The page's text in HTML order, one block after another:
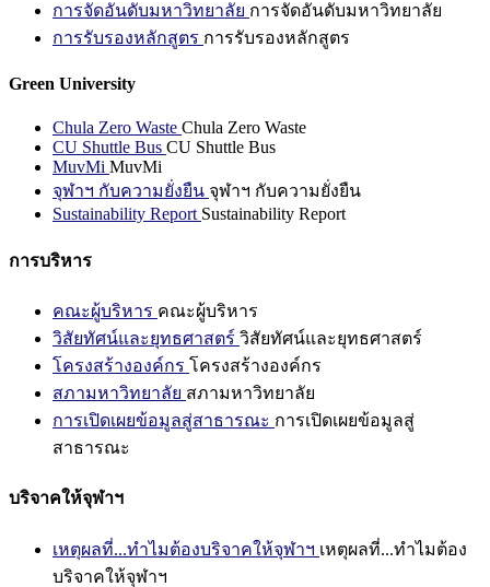
การจัดอันดับมหาวิทยาลัย การจัดอันดับมหาวิทยาลัย
การรับรองหลักสูตร การรับรองหลักสูตร
Green University
Chula Zero Waste Chula Zero Waste
CU Shuttle Bus CU Shuttle Bus
MuvMi MuvMi
จุฬาฯ กับความยั่งยืน จุฬาฯ กับความยั่งยืน
Sustainability Report Sustainability Report
การบริหาร
คณะผู้บริหาร คณะผู้บริหาร
วิสัยทัศน์และยุทธศาสตร์ วิสัยทัศน์และยุทธศาสตร์
โครงสร้างองค์กร โครงสร้างองค์กร
สภามหาวิทยาลัย สภามหาวิทยาลัย
การเปิดเผยข้อมูลสู่สาธารณะ การเปิดเผยข้อมูลสู่
สาธารณะ
บริจาคให้จุฬาฯ
เหตุผลที่...ทำไมต้องบริจาคให้จุฬาฯ เหตุผลที่...ทำไมต้อง
บริจาคให้จุฬาฯ